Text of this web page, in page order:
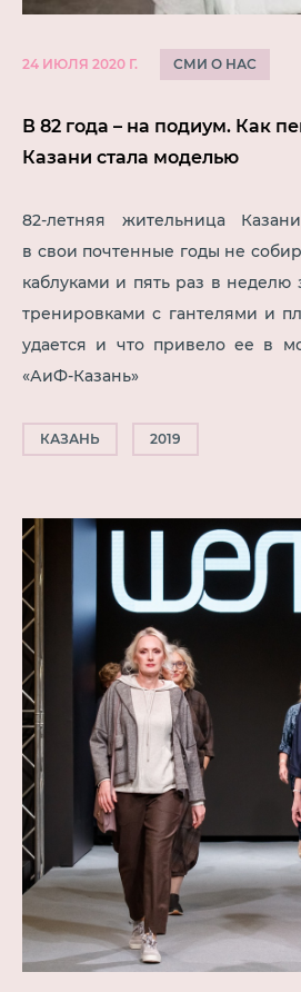
24 ИЮЛЯ 2020 Г. СМИ О НАС
В 82 года – на подиум. Как
Казани стала моделью
82-летняя жительница
в свои почтенные годы не
каблуками и пять раз в неделю
тренировками с гантелями и
удается и что привело ее в
«АиФ-Казань»
КАЗАНЬ 2019